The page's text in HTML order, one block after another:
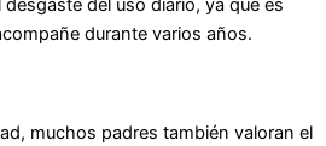
del uso diario, ya que es
durante varios años.
muchos padres también valoran el